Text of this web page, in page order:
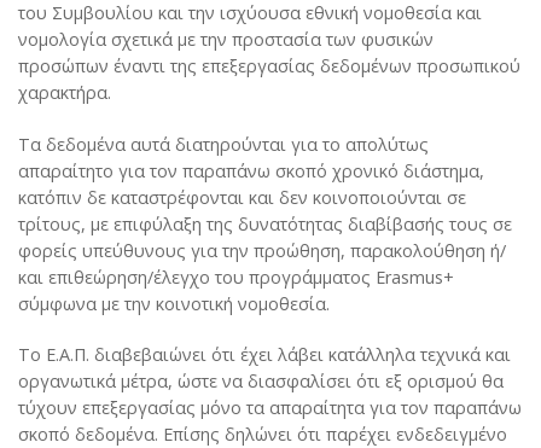
Εμπειρίες Φοιτητών
Τρέχουσες Προκηρύξεις
Course catalogue
ECTS User’s Guide
Erasmus+ Charter for Higher Education (ECHE) 2014 –
2020
Erasmus+ Policy Statement 2014 – 2020
Erasmus+ Charter for Higher Education (ECHE) 2021 –
2027
Erasmus+ Policy Statement 2021 – 2027
Contact Us
του Συμβουλίου και την ισχύουσα εθνική νομοθεσία και
νομολογία σχετικά με την προστασία των φυσικών
προσώπων έναντι της επεξεργασίας δεδομένων προσωπικού
χαρακτήρα.
Τα δεδομένα αυτά διατηρούνται για το απολύτως
απαραίτητο για τον παραπάνω σκοπό χρονικό διάστημα,
κατόπιν δε καταστρέφονται και δεν κοινοποιούνται σε
τρίτους, με επιφύλαξη της δυνατότητας διαβίβασής τους σε
φορείς υπεύθυνους για την προώθηση, παρακολούθηση ή/
και επιθεώρηση/έλεγχο του προγράμματος Erasmus+
σύμφωνα με την κοινοτική νομοθεσία.
Το Ε.Α.Π. διαβεβαιώνει ότι έχει λάβει κατάλληλα τεχνικά και
οργανωτικά μέτρα, ώστε να διασφαλίσει ότι εξ ορισμού θα
τύχουν επεξεργασίας μόνο τα απαραίτητα για τον παραπάνω
σκοπό δεδομένα. Επίσης δηλώνει ότι παρέχει ενδεδειγμένο